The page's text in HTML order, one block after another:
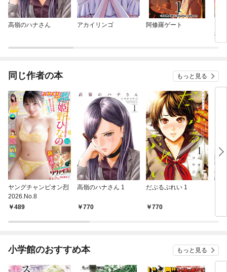
高嶺のハナさん アカイリンゴ 阿修羅ゲート
根
女
同じ作者の本 もっと見る
ヤングチャンピオン烈
2026.No.8
489
高嶺のハナさん 1
770
だぶるぷれい 1
770
小学館のおすすめ本 もっと見る